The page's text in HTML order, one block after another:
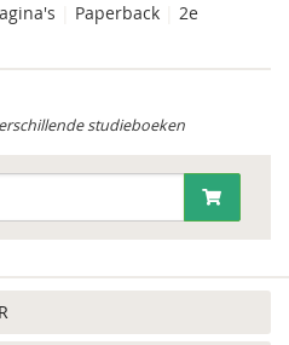
Paperback
2e
studieboeken